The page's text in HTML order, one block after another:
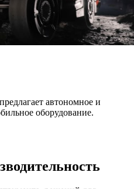
автономное и
оборудование.